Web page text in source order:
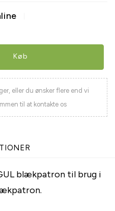
Køb
eller du ønsker flere end vi
til at kontakte os
blækpatron til brug i